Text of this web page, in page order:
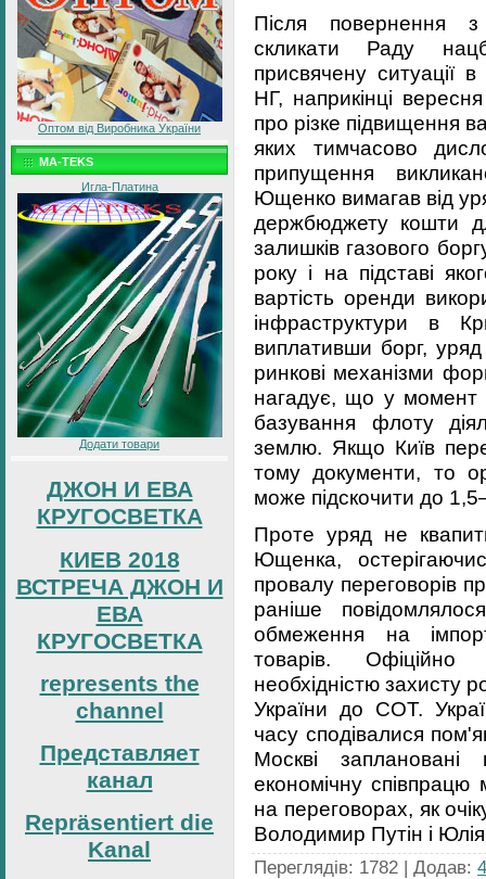
Оптом від Виробника України
MA-TEKS
Игла-Платина
Додати товари
ДЖОН И ЕВА
КРУГОСВЕТКА
КИЕВ 2018
ВСТРЕЧА ДЖОН И
ЕВА
КРУГОСВЕТКА
represents the
channel
Представляет
канал
Repräsentiert die
Kanal
Після повернення
скликати Раду
присвячену ситуації
НГ, наприкінці
про різке підвищення
яких тимчасово
припущення
Ющенко вимагав від
держбюджету кошти
залишків газового
року і на підставі
вартість оренди
інфраструктури в
виплативши борг,
ринкові механізми
нагадує, що у момент
базування флоту
землю. Якщо Київ
тому документи, то
може підскочити до
Проте уряд не
Ющенка,
провалу переговорів
раніше
обмеження на
товарів. Офіційно
необхідністю захисту
України до СОТ.
часу сподівалися
Москві заплановані
економічну співпрацю
на переговорах, як
Володимир Путін і
Переглядів: 1782 | Додав: